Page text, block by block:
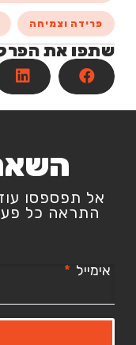
פרידה וצמיחה
שתפו את
אל תפספסו
התראה כל
אימייל